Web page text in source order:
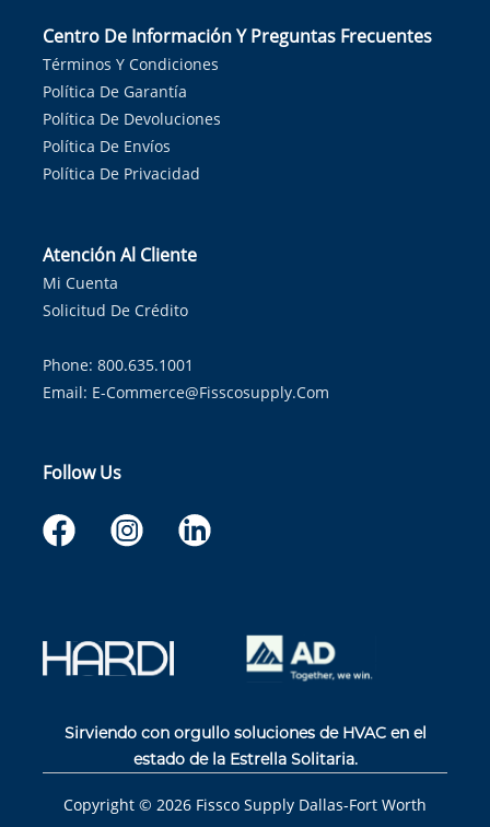
Centro De Información Y Preguntas Frecuentes
Términos Y Condiciones
Política De Garantía
Política De Devoluciones
Política De Envíos
Política De Privacidad
Atención Al Cliente
Mi Cuenta
Solicitud De Crédito
Phone: 800.635.1001
Email: E-Commerce@fisscosupply.com
Follow Us
Sirviendo con orgullo soluciones de HVAC en el
estado de la Estrella Solitaria.
Copyright © 2026 Fissco Supply Dallas-Fort Worth